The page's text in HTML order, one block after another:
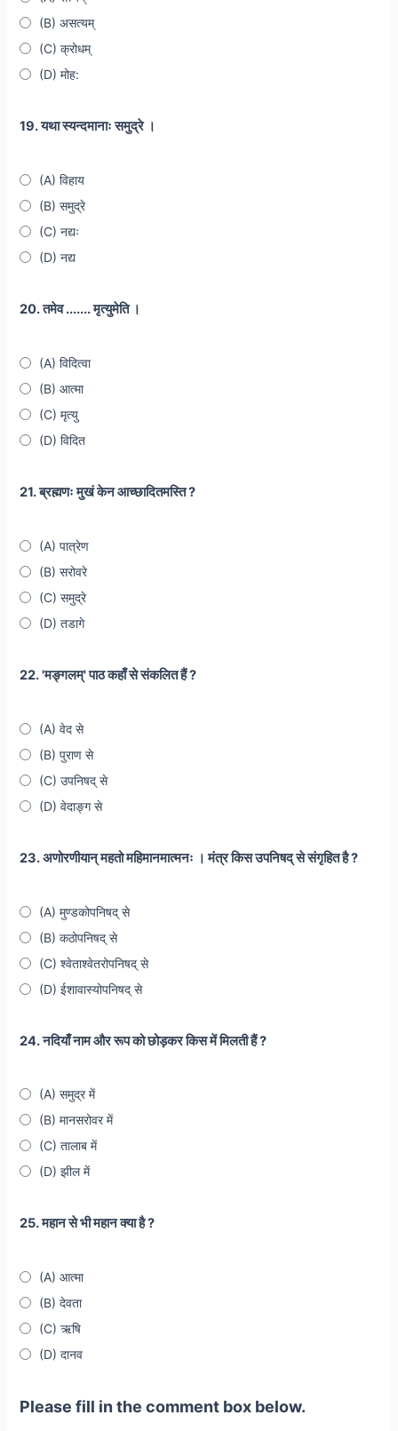
(B) असत्यम्
(C) क्रोधम्
(D) मोह:
19. यथा स्यन्दमानाः समुद्रे ।
(A) विहाय
(B) समुद्रे
(C) नद्यः
(D) नद्य
20. तमेव ....... मृत्युमेति ।
(A) विदित्वा
(B) आत्मा
(C) मृत्यु
(D) विदित
21. ब्रह्मणः मुखं केन आच्छादितमस्ति ?
(A) पात्रेण
(B) सरोवरे
(C) समुद्रे
(D) तडागे
22. 'मङ्गलम्' पाठ कहाँ से संकलित हैं ?
(A) वेद से
(B) पुराण से
(C) उपनिषद् से
(D) वेदाङ्ग से
23. अणोरणीयान् महतो महिमानमात्मनः । मंत्र किस उपनिषद् से संगृहित है ?
(A) मुण्डकोपनिषद् से
(B) कठोपनिषद् से
(C) श्वेताश्वेतरोपनिषद् से
(D) ईशावास्योपनिषद् से
24. नदियाँ नाम और रूप को छोड़कर किस में मिलती हैं ?
(A) समुद्र में
(B) मानसरोवर में
(C) तालाब में
(D) झील में
25. महान से भी महान क्या है ?
(A) आत्मा
(B) देवता
(C) ऋषि
(D) दानव
Please fill in the comment box below.